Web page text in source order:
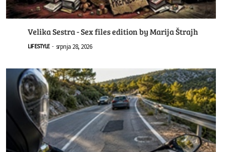
Velika Sestra - Sex files edition by Marija Štrajh
LIFESTYLE - srpnja 28, 2026